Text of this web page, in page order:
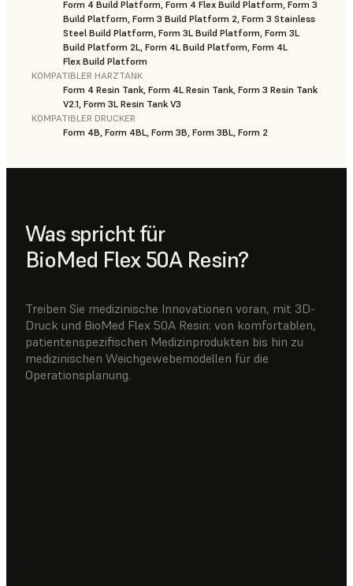
Form 4 Build Platform, Form 4 Flex Build Platform, Form 3
Build Platform, Form 3 Build Platform 2, Form 3 Stainless
Steel Build Platform, Form 3L Build Platform, Form 3L
Build Platform 2L, Form 4L Build Platform, Form 4L
Flex Build Platform
KOMPATIBLER HARZTANK
Form 4 Resin Tank, Form 4L Resin Tank, Form 3 Resin Tank
V2.1, Form 3L Resin Tank V3
KOMPATIBLER DRUCKER
Form 4B, Form 4BL, Form 3B, Form 3BL, Form 2
Was spricht für
BioMed Flex 50A Resin?
Treiben Sie medizinische Innovationen voran, mit 3D-
Druck und BioMed Flex 50A Resin: von komfortablen,
patientenspezifischen Medizinprodukten bis hin zu
medizinischen Weichgewebemodellen für die
Operationsplanung.